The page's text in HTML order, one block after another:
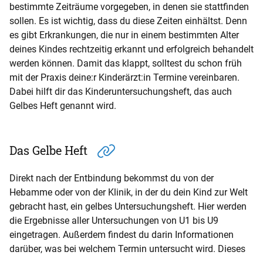
bestimmte Zeiträume vorgegeben, in denen sie stattfinden
sollen. Es ist wichtig, dass du diese Zeiten einhältst. Denn
es gibt Erkrankungen, die nur in einem bestimmten Alter
deines Kindes rechtzeitig erkannt und erfolgreich behandelt
werden können. Damit das klappt, solltest du schon früh
mit der Praxis deine:r Kinderärzt:in Termine vereinbaren.
Dabei hilft dir das Kinderuntersuchungsheft, das auch
Gelbes Heft genannt wird.
Das Gelbe Heft
Direkt nach der Entbindung bekommst du von der
Hebamme oder von der Klinik, in der du dein Kind zur Welt
gebracht hast, ein gelbes Untersuchungsheft. Hier werden
die Ergebnisse aller Untersuchungen von U1 bis U9
eingetragen. Außerdem findest du darin Informationen
darüber, was bei welchem Termin untersucht wird. Dieses